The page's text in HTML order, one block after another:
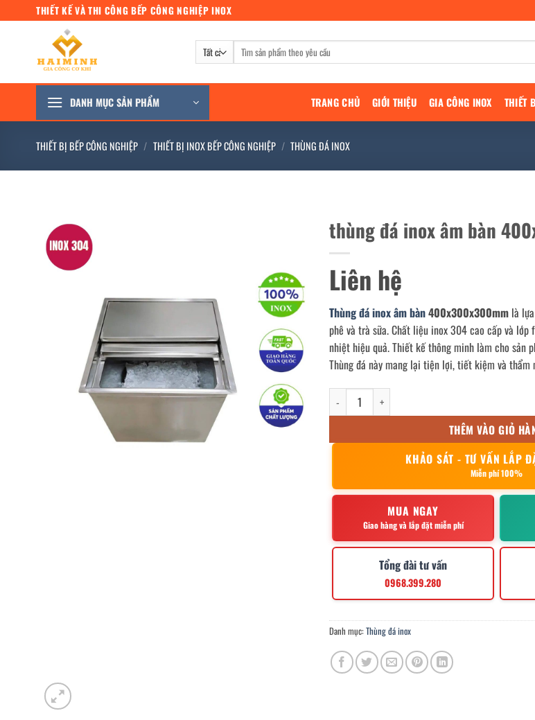
qua
THIẾT KẾ VÀ THI CÔNG BẾP CÔNG NGHIỆP INOX
Tìm
kiếm:
DANH MỤC SẢN PHẨM TRANG CHỦ GIỚI THIỆU GIA CÔNG INOX THIẾT
THIẾT BỊ BẾP CÔNG NGHIỆP / THIẾT BỊ INOX BẾP CÔNG NGHIỆP / THÙNG ĐÁ INOX
thùng đá inox âm bàn
Liên hệ
Thùng đá inox âm bàn400x300x300mm là
phê và trà sữa. Chất liệu inox 304 cao cấp và
nhiệt hiệu quả. Thiết kế thông minh làm cho sản
Thùng đá này mang lại tiện lợi, tiết kiệm và thẩm
thùng đá inox âm bàn 400x300x300mm số lượng
THÊM VÀO GIỎ
KHẢO SÁT - TƯ VẤN LẮP
Miễn phí 100%
MUA NGAY
Giao hàng và lắp đặt miễn phí
Tổng đài tư vấn
0968.399.280
Danh mục:Thùng đá inox